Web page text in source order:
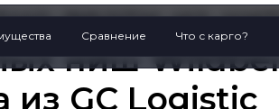
Сравнение Что с карго?
везти из
ниш
из GC Logistic